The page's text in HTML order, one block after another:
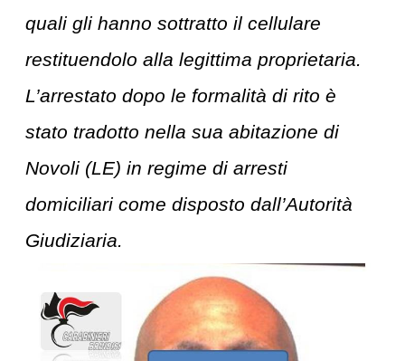
quali gli hanno sottratto il cellulare
restituendolo alla legittima proprietaria.
L’arrestato dopo le formalità di rito è
stato tradotto nella sua abitazione di
Novoli (LE) in regime di arresti
domiciliari come disposto dall’Autorità
Giudiziaria.